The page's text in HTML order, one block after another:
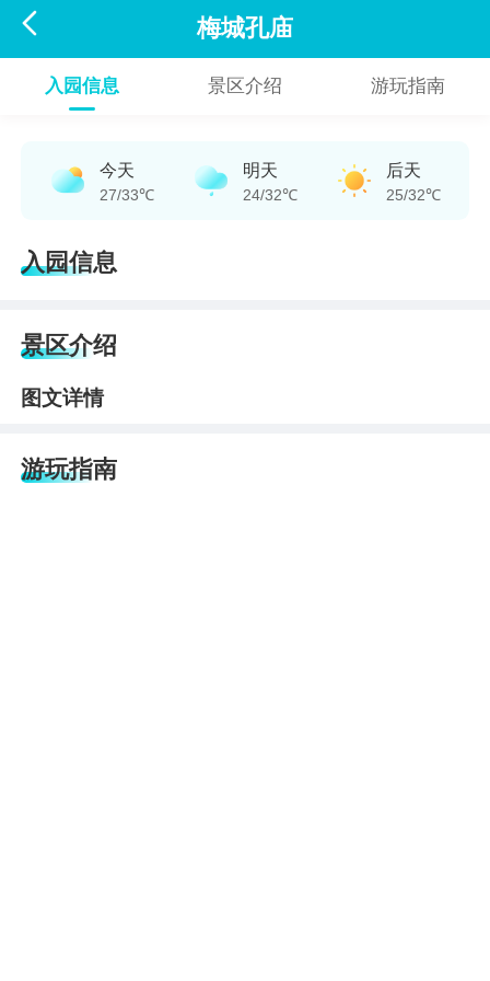
 梅城孔庙
入园信息 景区介绍 游玩指南
今天
27/33℃
明天
24/32℃
后天
25/32℃
入园信息
景区介绍
图文详情
游玩指南